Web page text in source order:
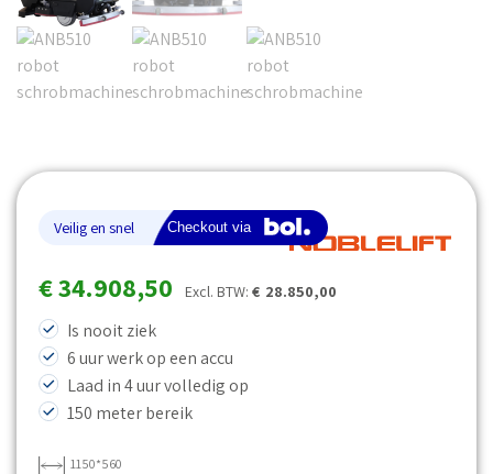
€34.908,50 Excl. BTW: € 28.850,00
1150*560
Is nooit ziek
6 uur werk op een accu
Laad in 4 uur volledig op
150 meter bereik